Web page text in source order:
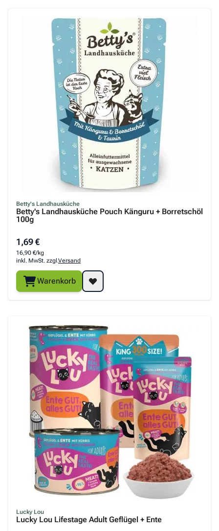
Betty's Landhausküche
Betty's Landhausküche Pouch Känguru + Borretschöl
100g
1,69 €
16,90 €/kg
inkl. MwSt. zzgl.Versand
Warenkorb
Lucky Lou
Lucky Lou Lifestage Adult Geflügel + Ente